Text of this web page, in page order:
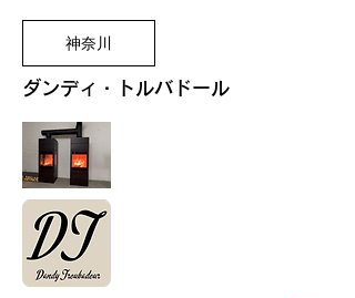
神奈川
ダンディ・トルバドール